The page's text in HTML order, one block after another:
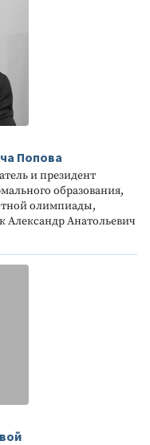
Попова
и президент
образования,
олимпиады,
Александр Анатольевич